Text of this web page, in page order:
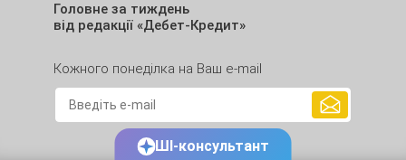
Головне за тиждень
від редакції «Дебет-Кредит»
Кожного понеділка на Ваш e-mail
ШІ-консультант